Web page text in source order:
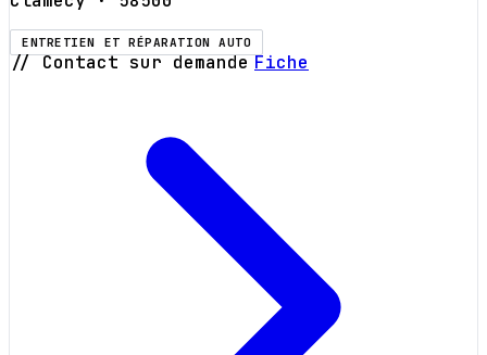
ENTRETIEN ET RÉPARATION AUTO
// Contact sur demande Fiche